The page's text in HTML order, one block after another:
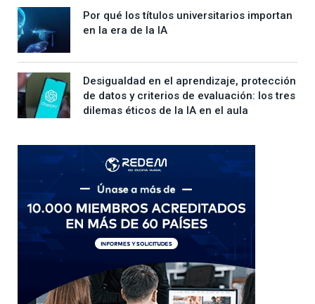
Por qué los títulos universitarios importan
en la era de la IA
Desigualdad en el aprendizaje, protección
de datos y criterios de evaluación: los tres
dilemas éticos de la IA en el aula